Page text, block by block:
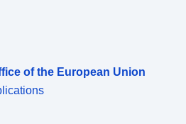
of the European Union